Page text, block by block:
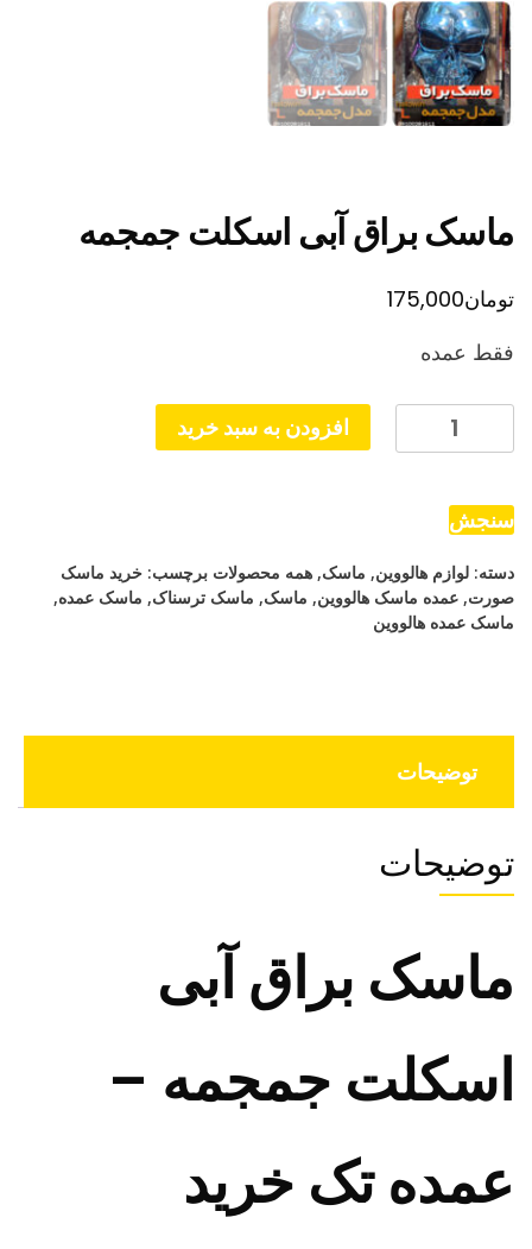
ماسک براق آبی اسکلت جمجمه
تومان175,000
فقط عمده
براق
اسکلت
عدد
افزودن به سبد خرید
سنجش
دسته: لوازم هالووین, ماسک, همه محصولات برچسب: خرید ماسک
صورت, عمده ماسک هالووین, ماسک, ماسک ترسناک, ماسک عمده,
ماسک عمده هالووین
توضیحات
توضیحات
ماسک براق آبی
اسکلت جمجمه –
عمده تک خرید